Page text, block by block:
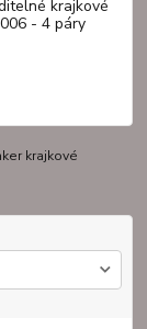
krajkové